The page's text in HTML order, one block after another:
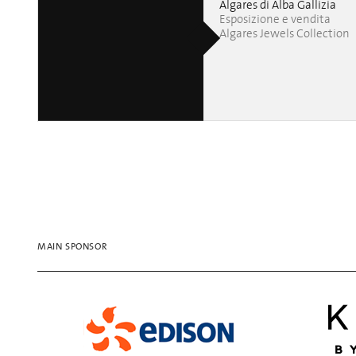
Algares di Alba Gallizia
Esposizione e vendita
Algares Jewels Collection
MAIN SPONSOR